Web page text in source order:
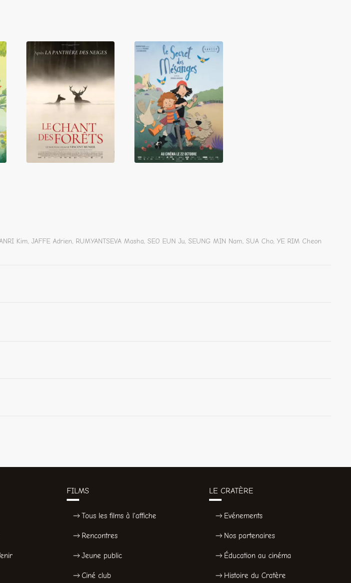
Le Chant des
forêts
Le Secret des
Mésanges
Kim, JAFFE Adrien, RUMYANTSEVA Masha, SEO EUN Ju, SEUNG MIN Nam, SUA Cho, YE RIM Cheon
FILMS
Tous les films à l'affiche
Rencontres
Jeune public
Ciné club
LE CRATÈRE
Evénements
Nos partenaires
Éducation au cinéma
Histoire du Cratère